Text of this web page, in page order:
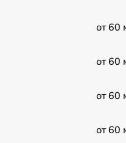
от 60
от 60
от 60
от 60